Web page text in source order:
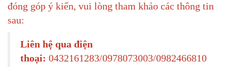
đóng góp ý kiến, vui lòng tham khảo các thông tin
sau:
Liên hệ qua điện
thoại: 0432161283/0978073003/0982466810